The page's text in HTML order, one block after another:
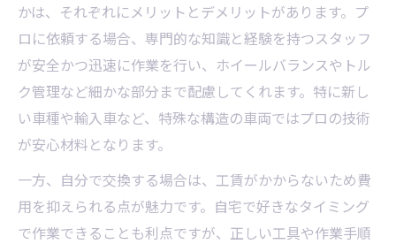
かは、それぞれにメリットとデメリットがあります。プ
ロに依頼する場合、専門的な知識と経験を持つスタッフ
が安全かつ迅速に作業を行い、ホイールバランスやトル
ク管理など細かな部分まで配慮してくれます。特に新し
い車種や輸入車など、特殊な構造の車両ではプロの技術
が安心材料となります。
一方、自分で交換する場合は、工賃がかからないため費
用を抑えられる点が魅力です。自宅で好きなタイミング
で作業できることも利点ですが、正しい工具や作業手順